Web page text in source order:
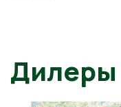
Дилеры